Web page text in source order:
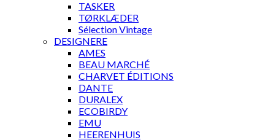
TASKER
TØRKLÆDER
Sélection Vintage
DESIGNERE
AMES
BEAU MARCHÉ
CHARVET ÉDITIONS
DANTE
DURALEX
ECOBIRDY
EMU
HEERENHUIS